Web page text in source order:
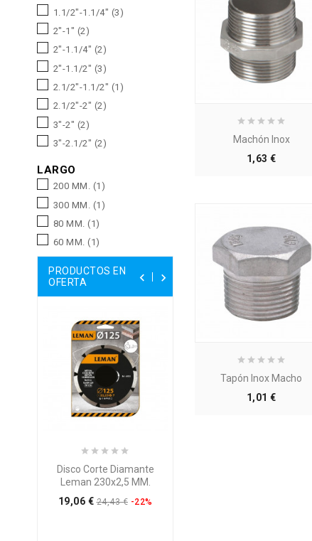
1.1/2"-1.1/4" (3)
2"-1" (2)
2"-1.1/4" (2)
2"-1.1/2" (3)
2.1/2"-1.1/2" (1)
2.1/2"-2" (2)
3"-2" (2)
3"-2.1/2" (2)
LARGO
200 MM. (1)
300 MM. (1)
80 MM. (1)
60 MM. (1)
PRODUCTOS EN
OFERTA
 
Disco Corte Diamante
Leman 230x2,5 MM.
19,06 € 24,43 € -22%
Machón Inox
1,63 €Precio
Tapón Inox Macho
1,01 €Precio